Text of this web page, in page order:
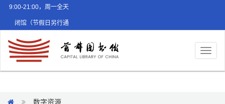
9:00-21:00，周一全天
闭馆（节假日另行通
数字资源